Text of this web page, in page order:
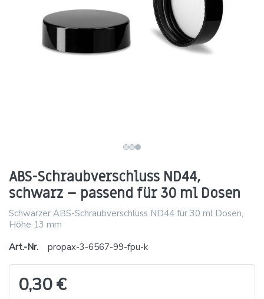
ABS-Schraubverschluss ND44,
schwarz – passend für 30 ml Dosen
Schwarzer ABS-Schraubverschluss ND44 für 30 ml Dosen,
Höhe 13 mm
Art.-Nr.
propax-3-6567-99-fpu-k
0,30 €